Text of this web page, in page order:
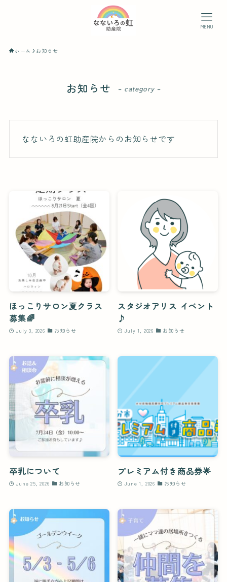
MENU
ホーム お知らせ
お知らせ – category –
なないろの虹助産院からのお知らせです
ほっこりサロン夏クラス
募集🌈
July 3, 2026 お知らせ
スタジオアリス イベント
♪
July 1, 2026 お知らせ
卒乳について
June 25, 2026 お知らせ
プレミアム付き商品券🌟
June 1, 2026 お知らせ